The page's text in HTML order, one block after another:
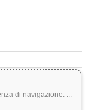
di navigazione. ...
volatili e comportano
Tutte le informazioni
e non costituiscono
ricerche (DYOR) e